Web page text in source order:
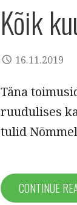
Kõik
16.11.2019
Täna
ruudulises
tulid
CONTINUE